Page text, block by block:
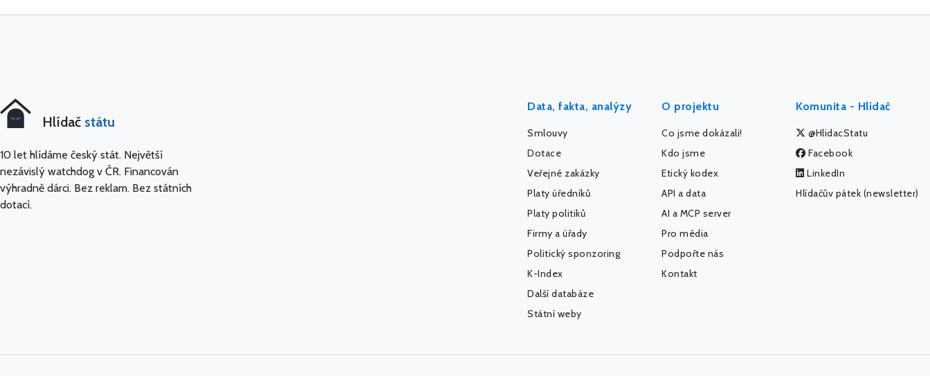
Hlídač státu
10 let hlídáme český stát. Největší
nezávislý watchdog v ČR. Financován
výhradně dárci. Bez reklam. Bez státních
dotací.
Data, fakta, analýzy
Smlouvy
Dotace
Veřejné zakázky
Platy úředníků
Platy politiků
Firmy a úřady
Politický sponzoring
K-Index
Další databáze
Státní weby
O projektu
Co jsme dokázali!
Kdo jsme
Etický kodex
API a data
AI a MCP server
Pro média
Podpořte nás
Kontakt
Komunita - Hlídač
@HlidacStatu
Facebook
LinkedIn
Hlídačův pátek (newsletter)